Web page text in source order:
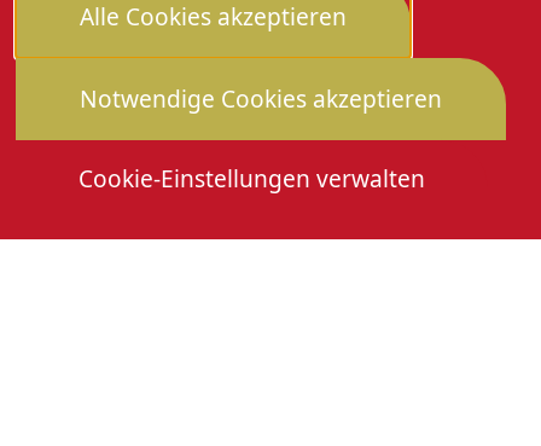
Alle Cookies akzeptieren
Notwendige Cookies akzeptieren
Cookie-Einstellungen verwalten